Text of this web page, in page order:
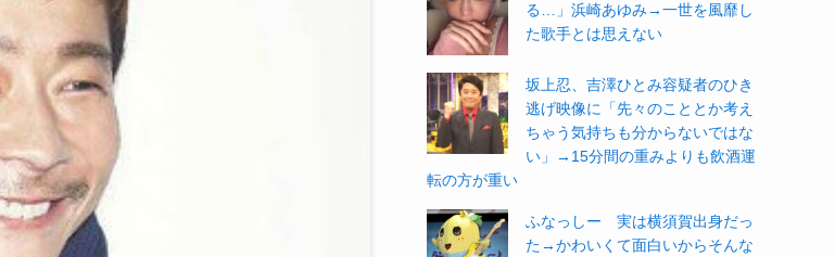
る…」浜崎あゆみ→一世を風靡し
た歌手とは思えない
坂上忍、吉澤ひとみ容疑者のひき
逃げ映像に「先々のこととか考え
ちゃう気持ちも分からないではな
い」→15分間の重みよりも飲酒運
転の方が重い
ふなっしー 実は横須賀出身だっ
た→かわいくて面白いからそんな